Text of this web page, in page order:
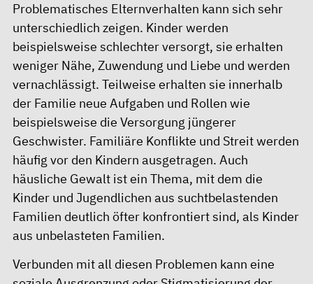
Problematisches Elternverhalten kann sich sehr
unterschiedlich zeigen. Kinder werden
beispielsweise schlechter versorgt, sie erhalten
weniger Nähe, Zuwendung und Liebe und werden
vernachlässigt. Teilweise erhalten sie innerhalb
der Familie neue Aufgaben und Rollen wie
beispielsweise die Versorgung jüngerer
Geschwister. Familiäre Konflikte und Streit werden
häufig vor den Kindern ausgetragen. Auch
häusliche Gewalt ist ein Thema, mit dem die
Kinder und Jugendlichen aus suchtbelastenden
Familien deutlich öfter konfrontiert sind, als Kinder
aus unbelasteten Familien.
Verbunden mit all diesen Problemen kann eine